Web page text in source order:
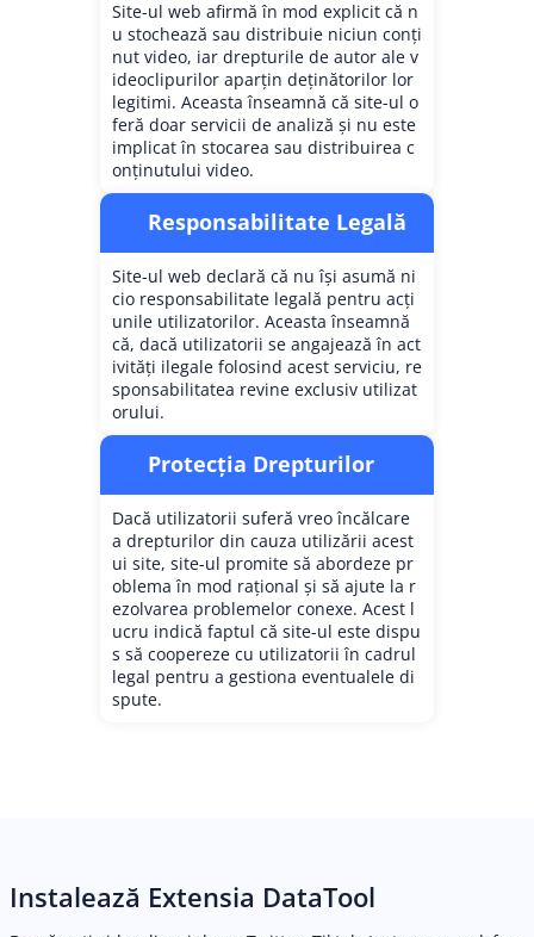
Site-ul web afirmă în mod explicit că n
u stochează sau distribuie niciun conți
nut video, iar drepturile de autor ale v
ideoclipurilor aparțin deținătorilor lor
legitimi. Aceasta înseamnă că site-ul o
feră doar servicii de analiză și nu este
implicat în stocarea sau distribuirea c
onținutului video.
Responsabilitate Legală
Site-ul web declară că nu își asumă ni
cio responsabilitate legală pentru acți
unile utilizatorilor. Aceasta înseamnă
că, dacă utilizatorii se angajează în act
ivități ilegale folosind acest serviciu, re
sponsabilitatea revine exclusiv utilizat
orului.
Protecția Drepturilor
Dacă utilizatorii suferă vreo încălcare
a drepturilor din cauza utilizării acest
ui site, site-ul promite să abordeze pr
oblema în mod rațional și să ajute la r
ezolvarea problemelor conexe. Acest l
ucru indică faptul că site-ul este dispu
s să coopereze cu utilizatorii în cadrul
legal pentru a gestiona eventualele di
spute.
Instalează Extensia DataTool